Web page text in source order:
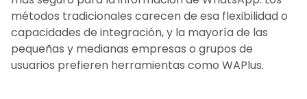
métodos tradicionales carecen de esa flexibilidad o
capacidades de integración, y la mayoría de las
pequeñas y medianas empresas o grupos de
usuarios prefieren herramientas como WAPlus.